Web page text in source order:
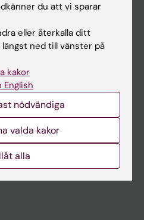
du att vi sparar
eller återkalla ditt
ned till vänster på
kakor
nödvändiga
valda kakor
alla